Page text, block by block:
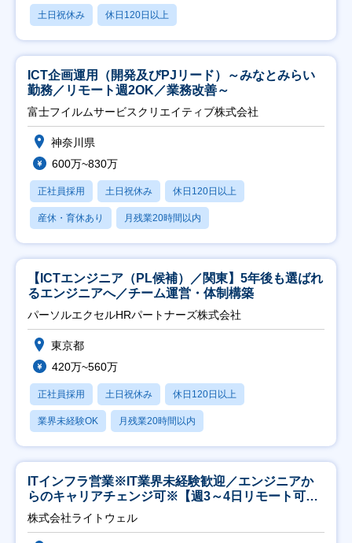
土日祝休み 休日120日以上
ICT企画運用（開発及びPJリード）～みなとみらい
勤務／リモート週2OK／業務改善～
富士フイルムサービスクリエイティブ株式会社
神奈川県
600万~830万
正社員採用 土日祝休み 休日120日以上
産休・育休あり 月残業20時間以内
【ICTエンジニア（PL候補）／関東】5年後も選ばれ
るエンジニアへ／チーム運営・体制構築
パーソルエクセルHRパートナーズ株式会社
東京都
420万~560万
正社員採用 土日祝休み 休日120日以上
業界未経験OK 月残業20時間以内
ITインフラ営業※IT業界未経験歓迎／エンジニアか
らのキャリアチェンジ可※【週3～4日リモート可
能】
株式会社ライトウェル